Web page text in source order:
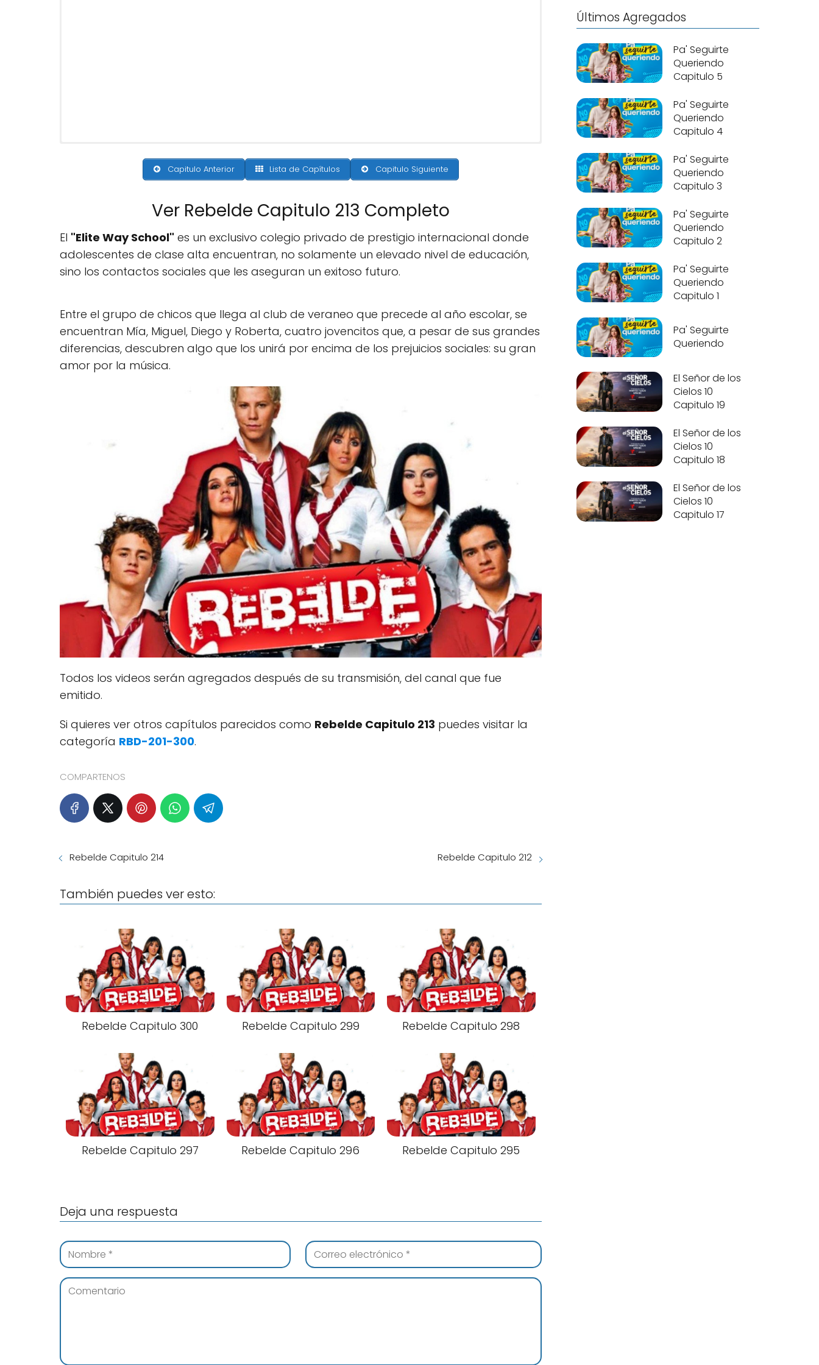
Capitulo Anterior Lista de Capítulos Capitulo Siguiente
Ver Rebelde Capitulo 213 Completo
El "Elite Way School" es un exclusivo colegio privado de prestigio internacional donde
adolescentes de clase alta encuentran, no solamente un elevado nivel de educación,
sino los contactos sociales que les aseguran un exitoso futuro.
Entre el grupo de chicos que llega al club de veraneo que precede al año escolar, se
encuentran Mía, Miguel, Diego y Roberta, cuatro jovencitos que, a pesar de sus grandes
diferencias, descubren algo que los unirá por encima de los prejuicios sociales: su gran
amor por la música.
Todos los videos serán agregados después de su transmisión, del canal que fue
emitido.
Si quieres ver otros capítulos parecidos como Rebelde Capitulo 213 puedes visitar la
categoría RBD-201-300.
COMPARTENOS
Rebelde Capitulo 214 Rebelde Capitulo 212
También puedes ver esto:
Rebelde Capitulo 300 Rebelde Capitulo 299 Rebelde Capitulo 298
Rebelde Capitulo 297 Rebelde Capitulo 296 Rebelde Capitulo 295
Deja una respuesta
Últimos Agregados
Pa' Seguirte
Queriendo
Capitulo 5
Pa' Seguirte
Queriendo
Capitulo 4
Pa' Seguirte
Queriendo
Capitulo 3
Pa' Seguirte
Queriendo
Capitulo 2
Pa' Seguirte
Queriendo
Capitulo 1
Pa' Seguirte
Queriendo
El Señor de los
Cielos 10
Capitulo 19
El Señor de los
Cielos 10
Capitulo 18
El Señor de los
Cielos 10
Capitulo 17